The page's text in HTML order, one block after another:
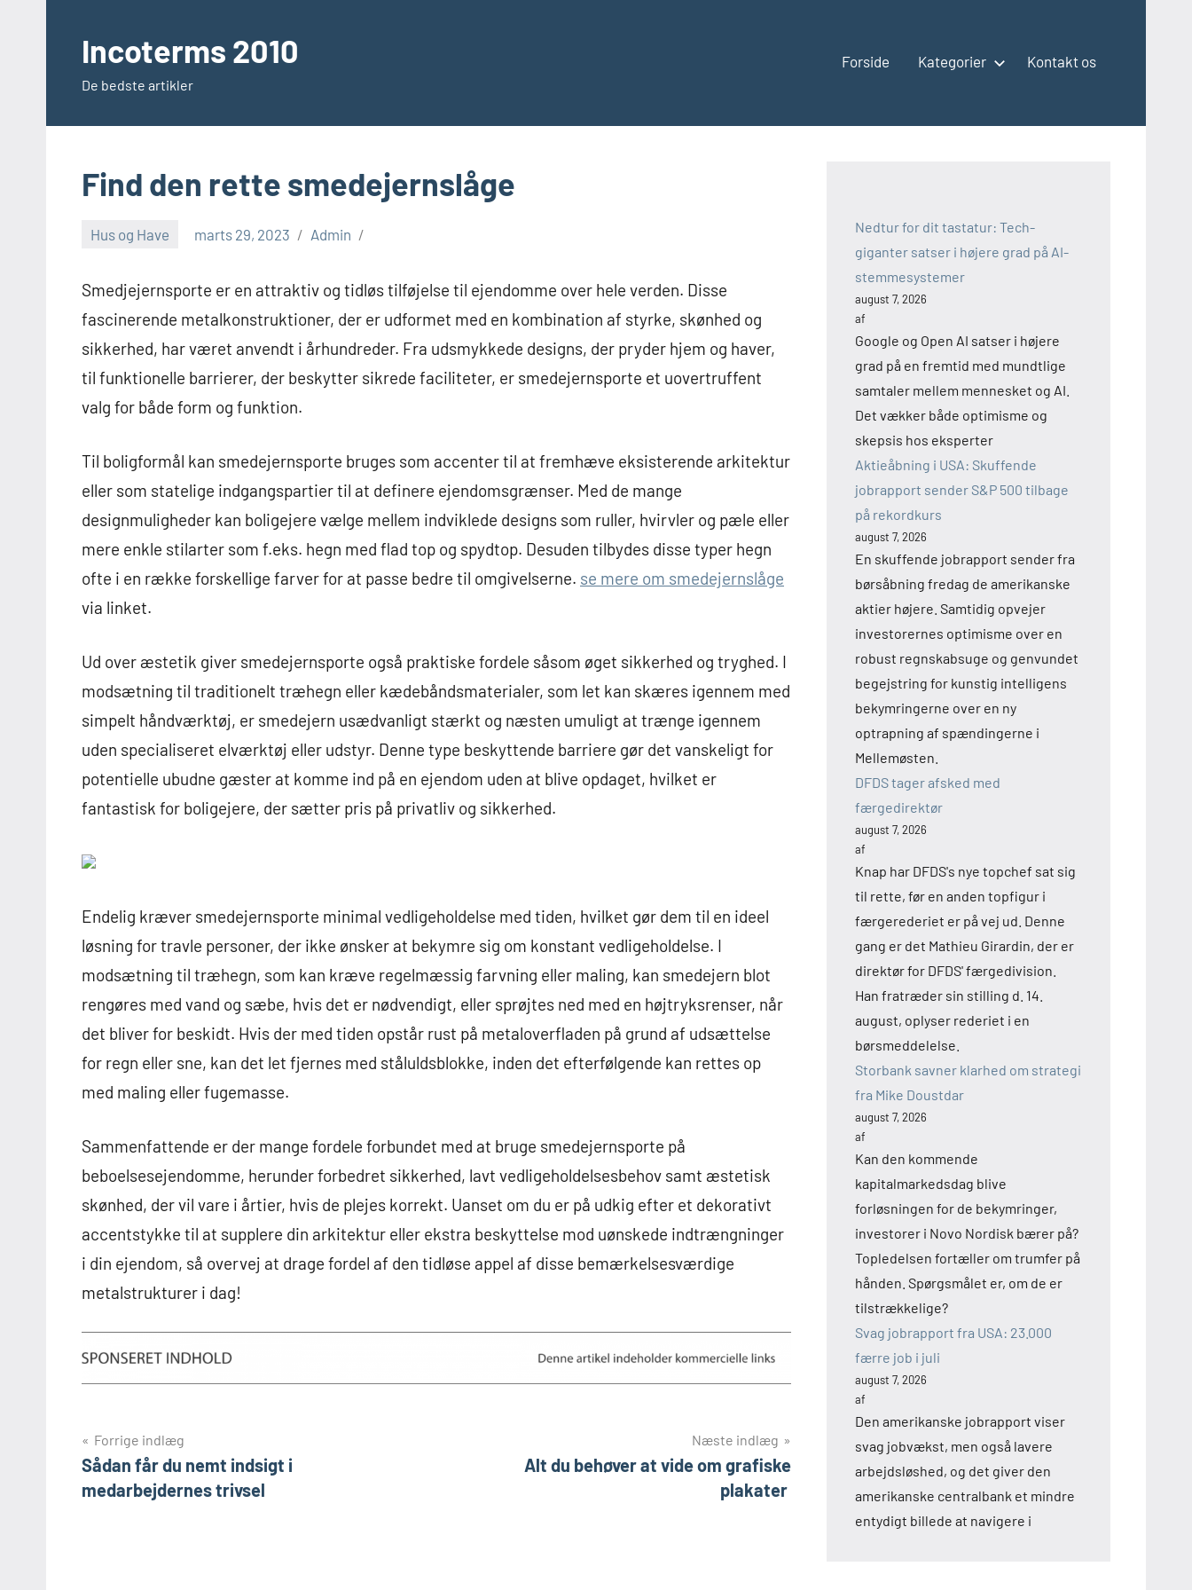
indholdIncoterms 2010
De bedste artikler
Forside Kategorier Kontakt os
Find den rette smedejernslåge
Hus og Have marts 29, 2023 Admin
Smedjejernsporte er en attraktiv og tidløs tilføjelse til ejendomme over hele verden. Disse
fascinerende metalkonstruktioner, der er udformet med en kombination af styrke, skønhed og
sikkerhed, har været anvendt i århundreder. Fra udsmykkede designs, der pryder hjem og haver,
til funktionelle barrierer, der beskytter sikrede faciliteter, er smedejernsporte et uovertruffent
valg for både form og funktion.
Til boligformål kan smedejernsporte bruges som accenter til at fremhæve eksisterende arkitektur
eller som statelige indgangspartier til at definere ejendomsgrænser. Med de mange
designmuligheder kan boligejere vælge mellem indviklede designs som ruller, hvirvler og pæle eller
mere enkle stilarter som f.eks. hegn med flad top og spydtop. Desuden tilbydes disse typer hegn
ofte i en række forskellige farver for at passe bedre til omgivelserne. se mere om smedejernslåge
via linket.
Ud over æstetik giver smedejernsporte også praktiske fordele såsom øget sikkerhed og tryghed. I
modsætning til traditionelt træhegn eller kædebåndsmaterialer, som let kan skæres igennem med
simpelt håndværktøj, er smedejern usædvanligt stærkt og næsten umuligt at trænge igennem
uden specialiseret elværktøj eller udstyr. Denne type beskyttende barriere gør det vanskeligt for
potentielle ubudne gæster at komme ind på en ejendom uden at blive opdaget, hvilket er
fantastisk for boligejere, der sætter pris på privatliv og sikkerhed.
Endelig kræver smedejernsporte minimal vedligeholdelse med tiden, hvilket gør dem til en ideel
løsning for travle personer, der ikke ønsker at bekymre sig om konstant vedligeholdelse. I
modsætning til træhegn, som kan kræve regelmæssig farvning eller maling, kan smedejern blot
rengøres med vand og sæbe, hvis det er nødvendigt, eller sprøjtes ned med en højtryksrenser, når
det bliver for beskidt. Hvis der med tiden opstår rust på metaloverfladen på grund af udsættelse
for regn eller sne, kan det let fjernes med ståluldsblokke, inden det efterfølgende kan rettes op
med maling eller fugemasse.
Sammenfattende er der mange fordele forbundet med at bruge smedejernsporte på
beboelsesejendomme, herunder forbedret sikkerhed, lavt vedligeholdelsesbehov samt æstetisk
skønhed, der vil vare i årtier, hvis de plejes korrekt. Uanset om du er på udkig efter et dekorativt
accentstykke til at supplere din arkitektur eller ekstra beskyttelse mod uønskede indtrængninger
i din ejendom, så overvej at drage fordel af den tidløse appel af disse bemærkelsesværdige
metalstrukturer i dag!
Indlægsnavigation
Forrige indlæg
Sådan får du nemt indsigt i
medarbejdernes trivsel
Næste indlæg
Alt du behøver at vide om grafiske
plakater
Nedtur for dit tastatur: Tech-
giganter satser i højere grad på AI-
stemmesystemer
august 7, 2026
af
Google og Open AI satser i højere
grad på en fremtid med mundtlige
samtaler mellem mennesket og AI.
Det vækker både optimisme og
skepsis hos eksperter
Aktieåbning i USA: Skuffende
jobrapport sender S&P 500 tilbage
på rekordkurs
august 7, 2026
En skuffende jobrapport sender fra
børsåbning fredag de amerikanske
aktier højere. Samtidig opvejer
investorernes optimisme over en
robust regnskabsuge og genvundet
begejstring for kunstig intelligens
bekymringerne over en ny
optrapning af spændingerne i
Mellemøsten.
DFDS tager afsked med
færgedirektør
august 7, 2026
af
Knap har DFDS's nye topchef sat sig
til rette, før en anden topfigur i
færgerederiet er på vej ud. Denne
gang er det Mathieu Girardin, der er
direktør for DFDS' færgedivision.
Han fratræder sin stilling d. 14.
august, oplyser rederiet i en
børsmeddelelse.
Storbank savner klarhed om strategi
fra Mike Doustdar
august 7, 2026
af
Kan den kommende
kapitalmarkedsdag blive
forløsningen for de bekymringer,
investorer i Novo Nordisk bærer på?
Topledelsen fortæller om trumfer på
hånden. Spørgsmålet er, om de er
tilstrækkelige?
Svag jobrapport fra USA: 23.000
færre job i juli
august 7, 2026
af
Den amerikanske jobrapport viser
svag jobvækst, men også lavere
arbejdsløshed, og det giver den
amerikanske centralbank et mindre
entydigt billede at navigere i